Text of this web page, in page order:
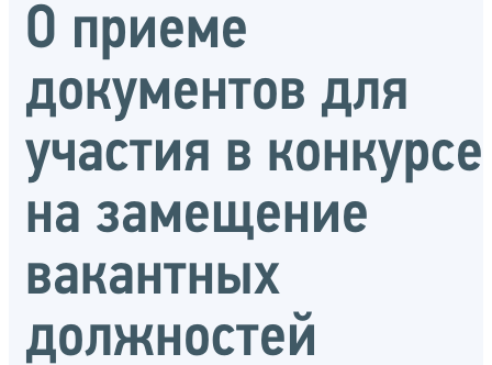
О приеме
документов для
участия в конкурсе
на замещение
вакантных
должностей